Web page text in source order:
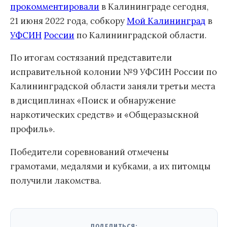
прокомментировали в Калининграде сегодня,
21 июня 2022 года, собкоруМой Калининград в
УФСИНРоссии по Калининградской области.
По итогам состязаний представители
исправительной колонии №9 УФСИН России по
Калининградской области заняли третьи места
в дисциплинах «Поиск и обнаружение
наркотических средств» и «Общеразыскной
профиль».
Победители соревнований отмечены
грамотами, медалями и кубками, а их питомцы
получили лакомства.